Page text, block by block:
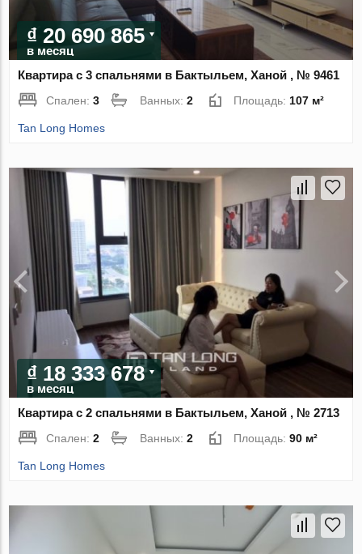
₫ 20 690 865
в месяц
Квартира с 3 спальнями в Бактыльем, Ханой , № 9461
Спален:3 Ванных:2 Площадь: 107 м²
Tan Long Homes
₫ 18 333 678
в месяц
Квартира с 2 спальнями в Бактыльем, Ханой , № 2713
Спален:2 Ванных:2 Площадь:90 м²
Tan Long Homes